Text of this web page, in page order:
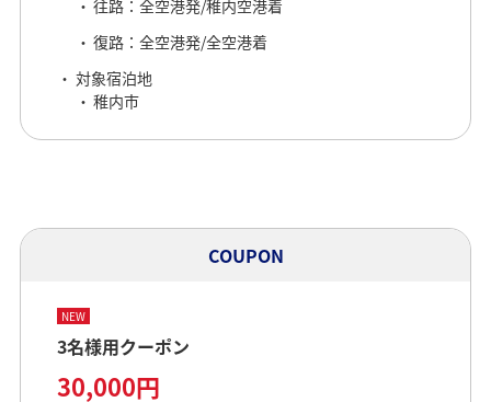
往路：全空港発/稚内空港着
復路：全空港発/全空港着
対象宿泊地
稚内市
COUPON
NEW
3名様用クーポン
30,000円